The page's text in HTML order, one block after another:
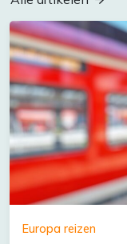
Europa reizen